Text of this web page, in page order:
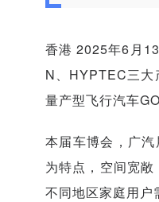
香港 2025年6月
N、HYPTEC三大
量产型飞行汽车
本届车博会，广
为特点，空间宽
不同地区家庭用